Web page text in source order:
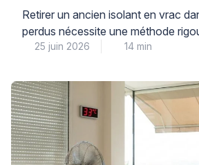
précautions
Retirer un ancien isolant en vrac
perdus nécessite une méthode
équipements professionnels
isolation. Cette opération
anodine, exige le recours à une
spécialisée et des protections
conformes aux normes, conditions
pour limiter la […]
25 juin 2026 14 min